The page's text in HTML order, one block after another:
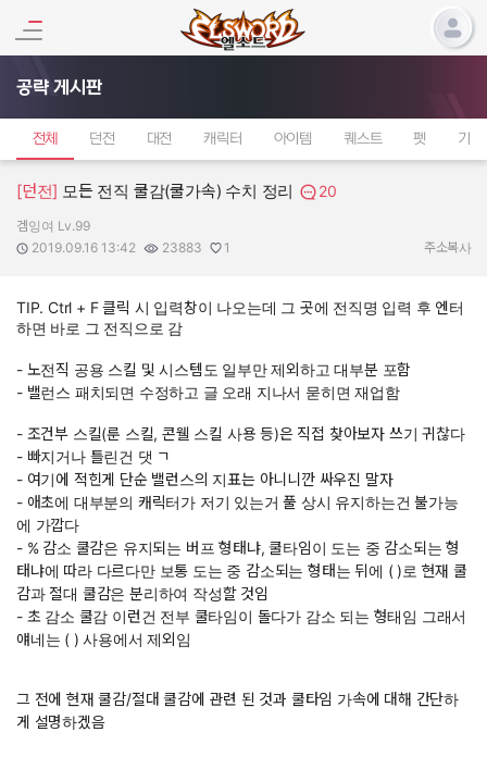
공략 게시판
전체 던전 대전 캐릭터 아이템 퀘스트 펫 기타
[던전] 모든 전직 쿨감(쿨가속) 수치 정리 20
작성자:
겜잉여 Lv.99
작성일:
2019.09.16 13:42
조회수:
23883
추천수:
1 주소복사
TIP. Ctrl + F 클릭 시 입력창이 나오는데 그 곳에 전직명 입력 후 엔터
하면 바로 그 전직으로 감
- 노전직 공용 스킬 및 시스템도 일부만 제외하고 대부분 포함
- 밸런스 패치되면 수정하고 글 오래 지나서 묻히면 재업함
- 조건부 스킬(룬 스킬, 콘웰 스킬 사용 등)은 직접 찾아보자 쓰기 귀찮다
- 빠지거나 틀린건 댓 ㄱ
- 여기에 적힌게 단순 밸런스의 지표는 아니니깐 싸우진 말자
- 애초에 대부분의 캐릭터가 저기 있는거 풀 상시 유지하는건 불가능
에 가깝다
- % 감소 쿨감은 유지되는 버프 형태냐, 쿨타임이 도는 중 감소되는 형
태냐에 따라 다르다만 보통 도는 중 감소되는 형태는 뒤에 ( )로 현재 쿨
감과 절대 쿨감은 분리하여 작성할 것임
- 초 감소 쿨감 이런건 전부 쿨타임이 돌다가 감소 되는 형태임 그래서
얘네는 ( ) 사용에서 제외임
그 전에 현재 쿨감/절대 쿨감에 관련 된 것과 쿨타임 가속에 대해 간단하
게 설명하겠음